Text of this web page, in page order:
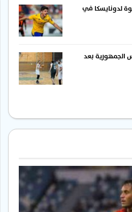
لدونايسكا في
بعد